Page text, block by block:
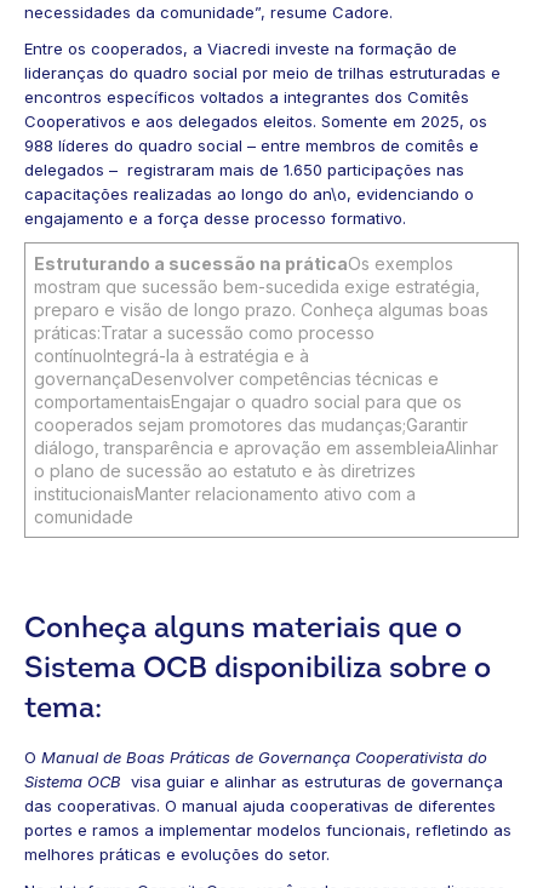
necessidades da comunidade”, resume Cadore.
Entre os cooperados, a Viacredi investe na formação de
lideranças do quadro social por meio de trilhas estruturadas e
encontros específicos voltados a integrantes dos Comitês
Cooperativos e aos delegados eleitos. Somente em 2025, os
988 líderes do quadro social – entre membros de comitês e
delegados – registraram mais de 1.650 participações nas
capacitações realizadas ao longo do an\o, evidenciando o
engajamento e a força desse processo formativo.
Estruturando a sucessão na práticaOs exemplos
mostram que sucessão bem-sucedida exige estratégia,
preparo e visão de longo prazo. Conheça algumas boas
práticas:Tratar a sucessão como processo
contínuoIntegrá-la à estratégia e à
governançaDesenvolver competências técnicas e
comportamentaisEngajar o quadro social para que os
cooperados sejam promotores das mudanças;Garantir
diálogo, transparência e aprovação em assembleiaAlinhar
o plano de sucessão ao estatuto e às diretrizes
institucionaisManter relacionamento ativo com a
comunidade
Conheça alguns materiais que o
Sistema OCB disponibiliza sobre o
tema:
O Manual de Boas Práticas de Governança Cooperativista do
Sistema OCB visa guiar e alinhar as estruturas de governança
das cooperativas. O manual ajuda cooperativas de diferentes
portes e ramos a implementar modelos funcionais, refletindo as
melhores práticas e evoluções do setor.